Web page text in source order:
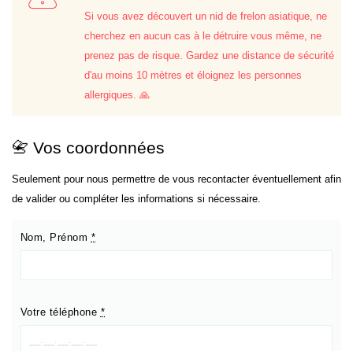
Si vous avez découvert un nid de frelon asiatique, ne
cherchez en aucun cas à le détruire vous même, ne
prenez pas de risque. Gardez une distance de sécurité
d'au moins 10 mètres et éloignez les personnes
allergiques. 🙏
📇 Vos coordonnées
Seulement pour nous permettre de vous recontacter éventuellement afin
de valider ou compléter les informations si nécessaire.
Nom, Prénom *
Votre téléphone *